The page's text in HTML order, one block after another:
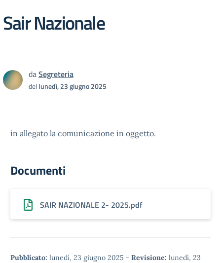
Sair Nazionale
daSegreteria
dellunedì, 23 giugno 2025
in allegato la comunicazione in oggetto.
Documenti
SAIR NAZIONALE 2- 2025.pdf
Pubblicato: lunedì, 23 giugno 2025 - Revisione: lunedì, 23